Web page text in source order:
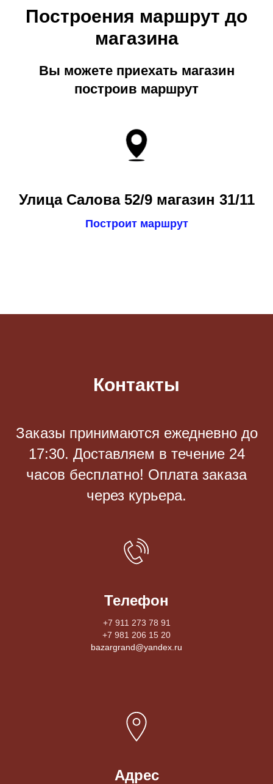
Построения маршрут до
магазина
Вы можете приехать магазин
построив маршрут
Улица Салова 52/9 магазин 31/11
Построит маршрут
Контакты
Заказы принимаются eжедневно до
17:30. Доставляем в течение 24
часов бесплатно! Оплата заказа
через курьера.
Телефон
+7 911 273 78 91
+7 981 206 15 20
bazargrand@yandex.ru
Адрес